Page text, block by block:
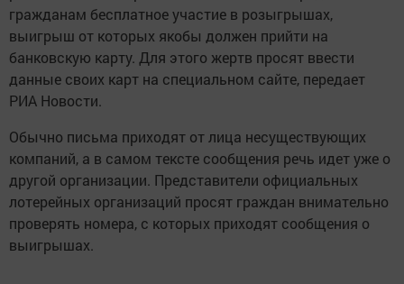
гражданам бесплатное участие в розыгрышах,
выигрыш от которых якобы должен прийти на
банковскую карту. Для этого жертв просят ввести
данные своих карт на специальном сайте, передает
РИА Новости.
Обычно письма приходят от лица несуществующих
компаний, а в самом тексте сообщения речь идет уже о
другой организации. Представители официальных
лотерейных организаций просят граждан внимательно
проверять номера, с которых приходят сообщения о
выигрышах.